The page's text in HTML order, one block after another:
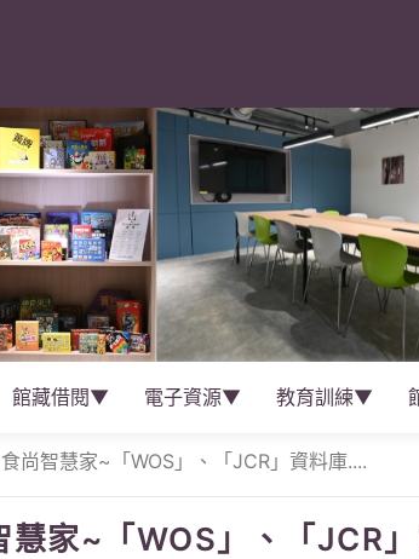
館藏借閱▼ 電子資源▼ 教育訓練▼
食尚智慧家~「WOS」、「JCR」資料庫....
慧家~「WOS」、「JCR